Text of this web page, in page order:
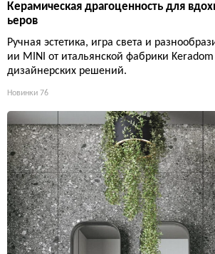
Керамическая драгоценность для
ьеров
Ручная эстетика, игра света и
ии MINI от итальянской фабрики
дизайнерских решений.
Новинки 76